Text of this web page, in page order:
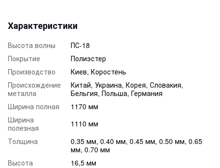
Характеристики
Высота волны
ПС-18
Покрытие
Полиэстер
Производство
Киев, Коростень
Происхождение
металла
Китай, Украина, Корея, Словакия,
Бельгия, Польша, Германия
Ширина полная
1170 мм
Ширина
полезная
1110 мм
Толщина
0.35 мм, 0.40 мм, 0.45 мм, 0.50 мм, 0.65
мм, 0.70 мм
Высота
16,5 мм